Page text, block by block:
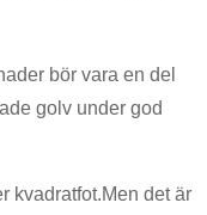
bör vara en del
golv under god
kvadratfot.Men det är